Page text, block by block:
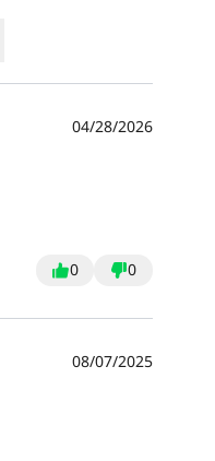
04/28/2026
0 0
08/07/2025